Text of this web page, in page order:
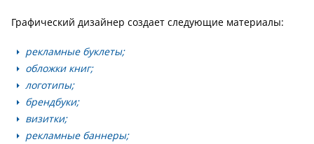
Графический дизайнер создает следующие материалы:
рекламные буклеты;
обложки книг;
логотипы;
брендбуки;
визитки;
рекламные баннеры;